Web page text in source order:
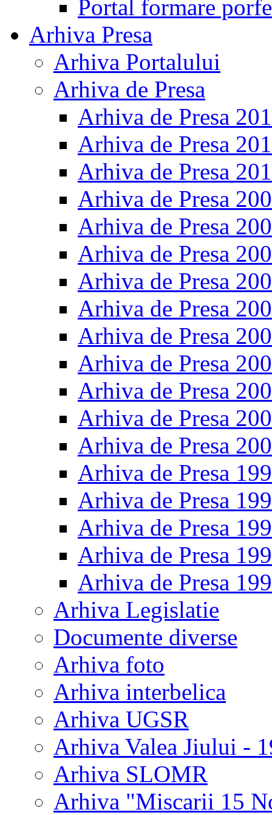
Portal formare
Arhiva Presa
Arhiva Portalului
Arhiva de Presa
Arhiva de Presa
Arhiva de Presa
Arhiva de Presa
Arhiva de Presa
Arhiva de Presa
Arhiva de Presa
Arhiva de Presa
Arhiva de Presa
Arhiva de Presa
Arhiva de Presa
Arhiva de Presa
Arhiva de Presa
Arhiva de Presa
Arhiva de Presa
Arhiva de Presa
Arhiva de Presa
Arhiva de Presa
Arhiva de Presa
Arhiva Legislatie
Documente diverse
Arhiva foto
Arhiva interbelica
Arhiva UGSR
Arhiva Valea Jiului -
Arhiva SLOMR
Arhiva "Miscarii 15